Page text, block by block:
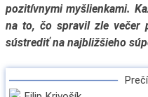
pozitívnymi myšlienkami.
na to, čo spravil zle večer
sústrediť na najbližšieho